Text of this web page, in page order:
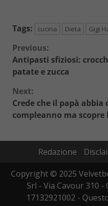
Tags: cucina Dieta Gigi
Continue
Reading
Previous:
Antipasti sfiziosi:
patate e zucca
Next:
Crede che il papà
compleanno ma scopre
Redazione
Copyright © 2025
Srl - Via Cavour 310 -
17132921002 -